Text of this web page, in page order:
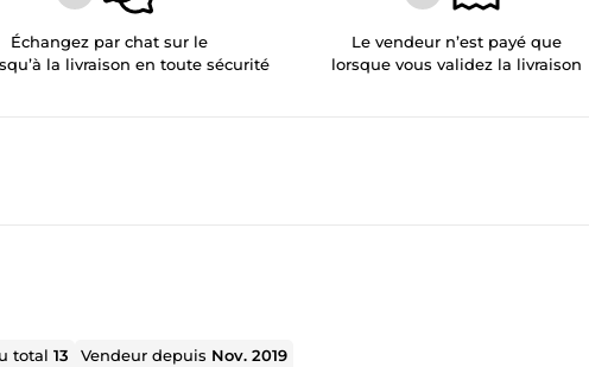
Échangez par chat sur le
la livraison en toute sécurité
Le vendeur n’est payé que
lorsque vous validez la livraison
total13 Vendeur depuis Nov. 2019